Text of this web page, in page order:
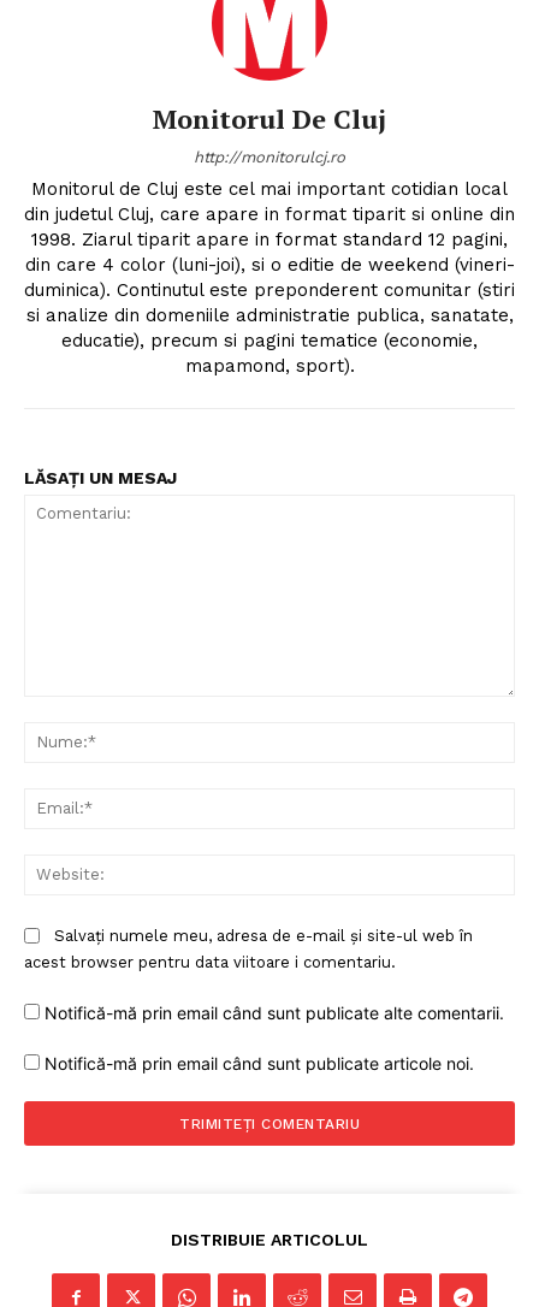
Monitorul De Cluj
http://monitorulcj.ro
Monitorul de Cluj este cel mai important cotidian local
din judetul Cluj, care apare in format tiparit si online din
1998. Ziarul tiparit apare in format standard 12 pagini,
din care 4 color (luni-joi), si o editie de weekend (vineri-
duminica). Continutul este preponderent comunitar (stiri
si analize din domeniile administratie publica, sanatate,
educatie), precum si pagini tematice (economie,
mapamond, sport).
LĂSAȚI UN MESAJ
Salvați numele meu, adresa de e-mail și site-ul web în
acest browser pentru data viitoare i comentariu.
Notifică-mă prin email când sunt publicate alte comentarii.
Notifică-mă prin email când sunt publicate articole noi.
DISTRIBUIE ARTICOLUL